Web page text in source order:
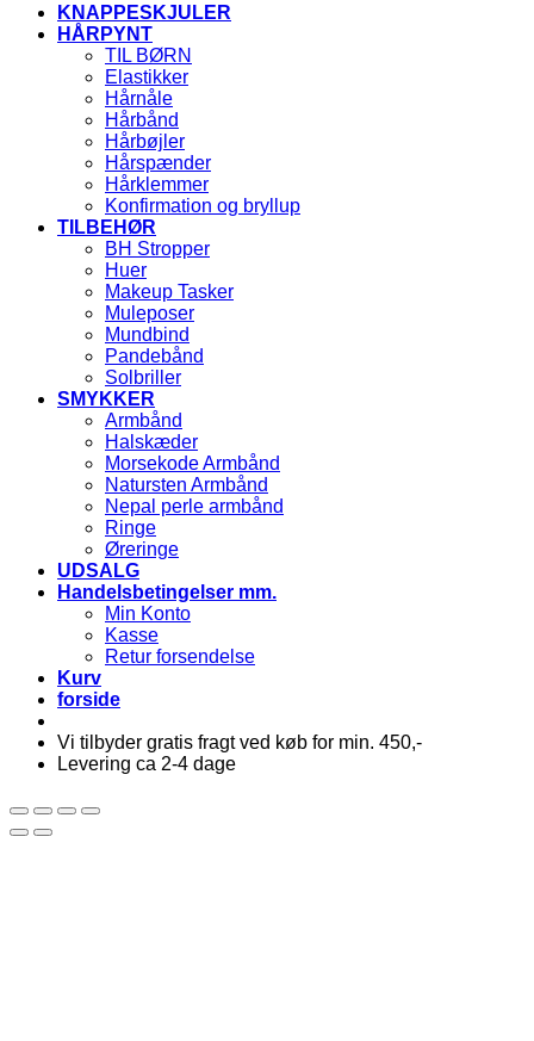
KNAPPESKJULER
HÅRPYNT
TIL BØRN
Elastikker
Hårnåle
Hårbånd
Hårbøjler
Hårspænder
Hårklemmer
Konfirmation og bryllup
TILBEHØR
BH Stropper
Huer
Makeup Tasker
Muleposer
Mundbind
Pandebånd
Solbriller
SMYKKER
Armbånd
Halskæder
Morsekode Armbånd
Natursten Armbånd
Nepal perle armbånd
Ringe
Øreringe
UDSALG
Handelsbetingelser mm.
Min Konto
Kasse
Retur forsendelse
Kurv
forside
Vi tilbyder gratis fragt ved køb for min. 450,-
Levering ca 2-4 dage